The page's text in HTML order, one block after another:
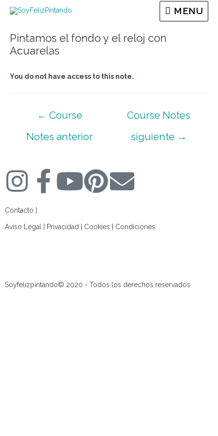
MENU
Pintamos el fondo y el reloj con
Acuarelas
You do not have access to this note.
← Course
Notes anterior
Course Notes
siguiente →
Soyfelizpintando© 2020 - Todos los derechos reservados
Contacto |
Aviso Legal Privacidad Cookies Condiciones